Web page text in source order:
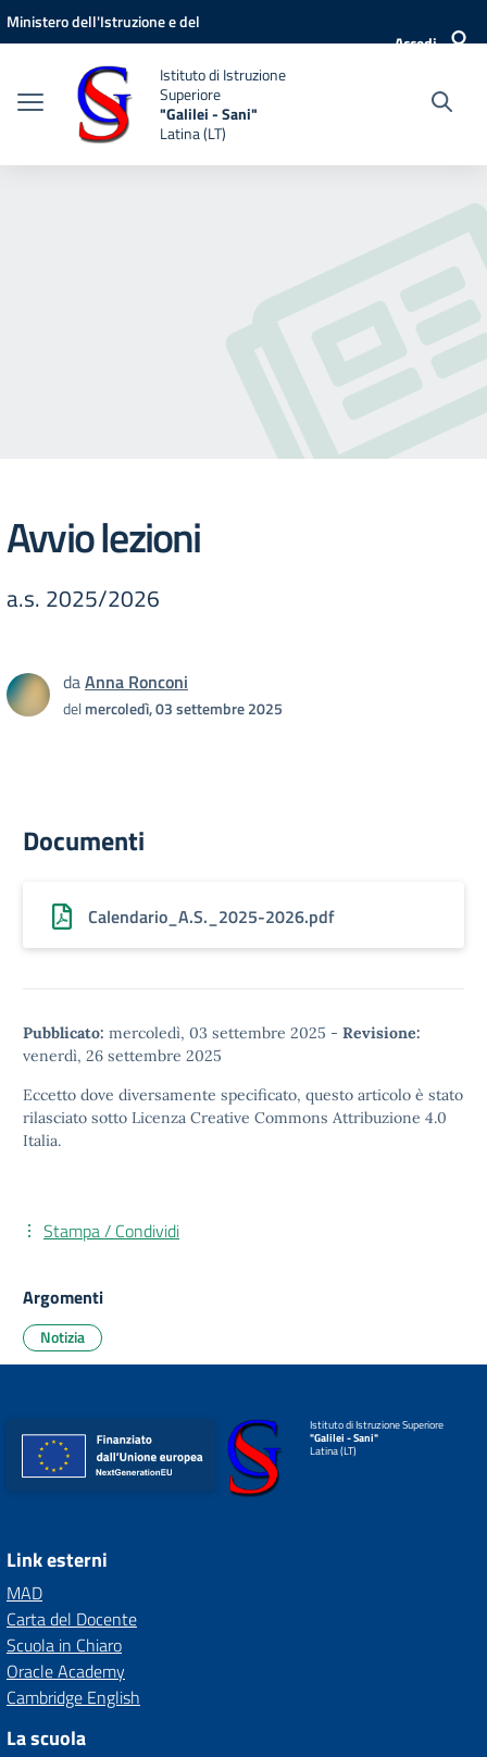
Vai ai contenuti
Vai al menu di navigazione
Vai al footer
Ministero dell'Istruzione e del
Accedi
Istituto di Istruzione
Superiore
"Galilei - Sani"
Latina (LT)
Avvio lezioni
a.s. 2025/2026
daAnna Ronconi
delmercoledì, 03 settembre 2025
Documenti
Calendario_A.S._2025-2026.pdf
Pubblicato: mercoledì, 03 settembre 2025 - Revisione:
venerdì, 26 settembre 2025
Eccetto dove diversamente specificato, questo articolo è stato
rilasciato sotto Licenza Creative Commons Attribuzione 4.0
Italia.
Stampa / Condividi
Argomenti
Notizia
Istituto di Istruzione Superiore
"Galilei - Sani"
Latina (LT)
Link esterni
MAD
Carta del Docente
Scuola in Chiaro
Oracle Academy
Cambridge English
La scuola